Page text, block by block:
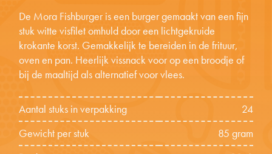
De Mora Fishburger is een burger gemaakt van een fijn
stuk witte visfilet omhuld door een lichtgekruide
krokante korst. Gemakkelijk te bereiden in de frituur,
oven en pan. Heerlijk vissnack voor op een broodje of
bij de maaltijd als alternatief voor vlees.
Aantal stuks in verpakking
24
Gewicht per stuk
85 gram